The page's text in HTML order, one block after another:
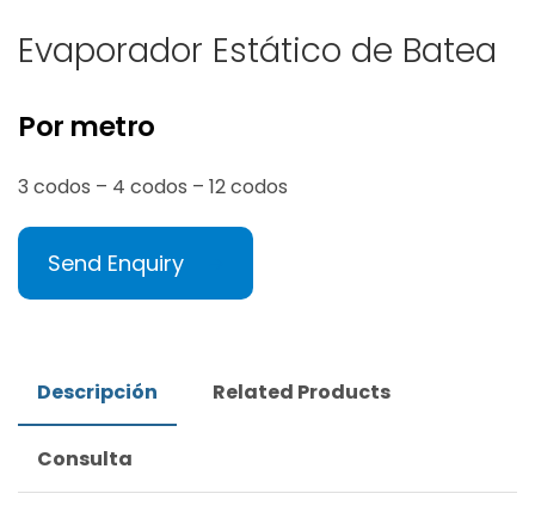
Evaporador Estático de Batea
Por metro
3 codos – 4 codos – 12 codos
Send Enquiry
Descripción Related Products
Consulta